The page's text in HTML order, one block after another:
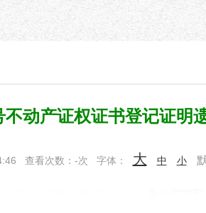
动产证权证书登记证明
查看次数： -次 字体： 大 中 小